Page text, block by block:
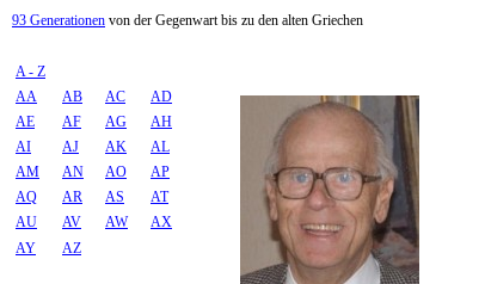
93 Generationen von der Gegenwart bis zu den alten Griechen
A - Z
AA
AB AC
AD
AE
AF AG
AH
AI
AJ AK
AL
AM
AN AO
AP
AQ
AR AS
AT
AU
AV AW
AX
AY
AZ